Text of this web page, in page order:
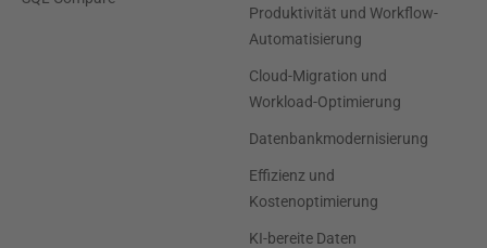
Produktivität und Workflow-
Automatisierung
Cloud-Migration und
Workload-Optimierung
Datenbankmodernisierung
Effizienz und
Kostenoptimierung
KI-bereite Daten